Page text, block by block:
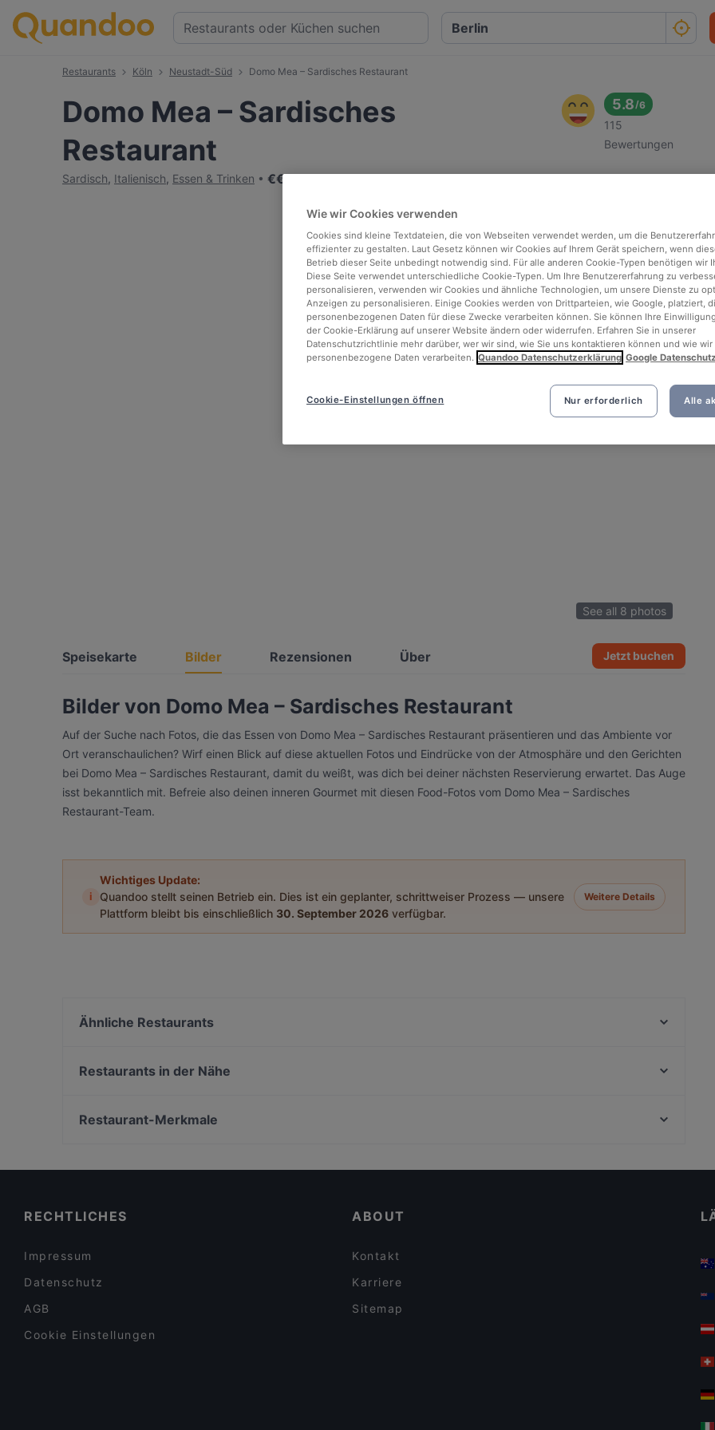
Restaurants Köln Neustadt-Süd Domo Mea – Sardisches Restaurant
Domo Mea – Sardisches
Restaurant
Sardisch, Italienisch, Essen & Trinken €€€€
5.8/6
115
Bewertungen
See all 8 photos
Speisekarte Bilder Rezensionen Über Jetzt buchen
Bilder von Domo Mea – Sardisches Restaurant
Auf der Suche nach Fotos, die das Essen von Domo Mea – Sardisches Restaurant präsentieren und das Ambiente vor
Ort veranschaulichen? Wirf einen Blick auf diese aktuellen Fotos und Eindrücke von der Atmosphäre und den Gerichten
bei Domo Mea – Sardisches Restaurant, damit du weißt, was dich bei deiner nächsten Reservierung erwartet. Das Auge
isst bekanntlich mit. Befreie also deinen inneren Gourmet mit diesen Food-Fotos vom Domo Mea – Sardisches
Restaurant-Team.
i
Wichtiges Update:
Quandoo stellt seinen Betrieb ein. Dies ist ein geplanter, schrittweiser Prozess — unsere
Plattform bleibt bis einschließlich 30. September 2026 verfügbar.
Weitere Details
Ähnliche Restaurants
In Piazza
Restaurants in der Nähe
The Burger House
Restaurant-Merkmale
RECHTLICHES
Impressum
Datenschutz
AGB
Cookie Einstellungen
ABOUT
Kontakt
Karriere
Sitemap
Wie wir Cookies verwenden
Cookies sind kleine Textdateien, die von Webseiten verwendet werden, um die
effizienter zu gestalten. Laut Gesetz können wir Cookies auf Ihrem Gerät speichern, wenn
Betrieb dieser Seite unbedingt notwendig sind. Für alle anderen Cookie-Typen benötigen wir
Diese Seite verwendet unterschiedliche Cookie-Typen. Um Ihre Benutzererfahrung zu
personalisieren, verwenden wir Cookies und ähnliche Technologien, um unsere Dienste zu
Anzeigen zu personalisieren. Einige Cookies werden von Drittparteien, wie Google, platziert,
personenbezogenen Daten für diese Zwecke verarbeiten können. Sie können Ihre
der Cookie-Erklärung auf unserer Website ändern oder widerrufen. Erfahren Sie in unserer
Datenschutzrichtlinie mehr darüber, wer wir sind, wie Sie uns kontaktieren können und wie wir
personenbezogene Daten verarbeiten. Quandoo Datenschutzerklärung Google
Nur erforderlich Alle
Cookie-Einstellungen öffnen